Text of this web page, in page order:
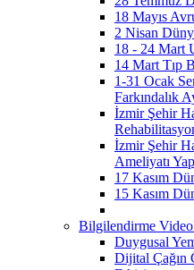
18 Mayıs
2 Nisan
18 - 24 Mart
14 Mart Tıp
1-31 Ocak
Farkındalık
İzmir Şehir
İzmir Şehir
Ameliyatı
17 Kasım
15 Kasım
Bilgilendirme
Duygusal
Dijital Çağın